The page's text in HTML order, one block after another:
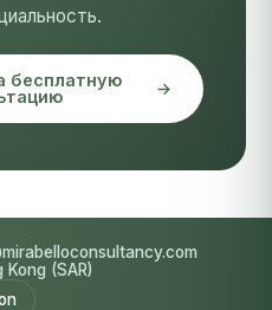
бесплатную
Kong (SAR)